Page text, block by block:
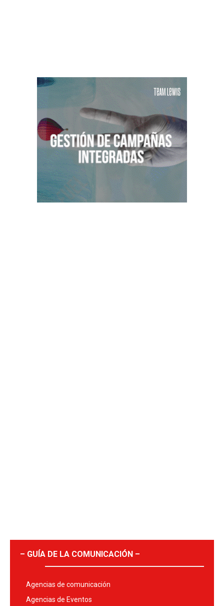
– GUÍA DE LA COMUNICACIÓN –
Agencias de comunicación
Agencias de Eventos